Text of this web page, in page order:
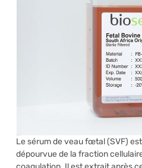
Le sérum de veau fœtal (SVF)
dépourvue de la fraction